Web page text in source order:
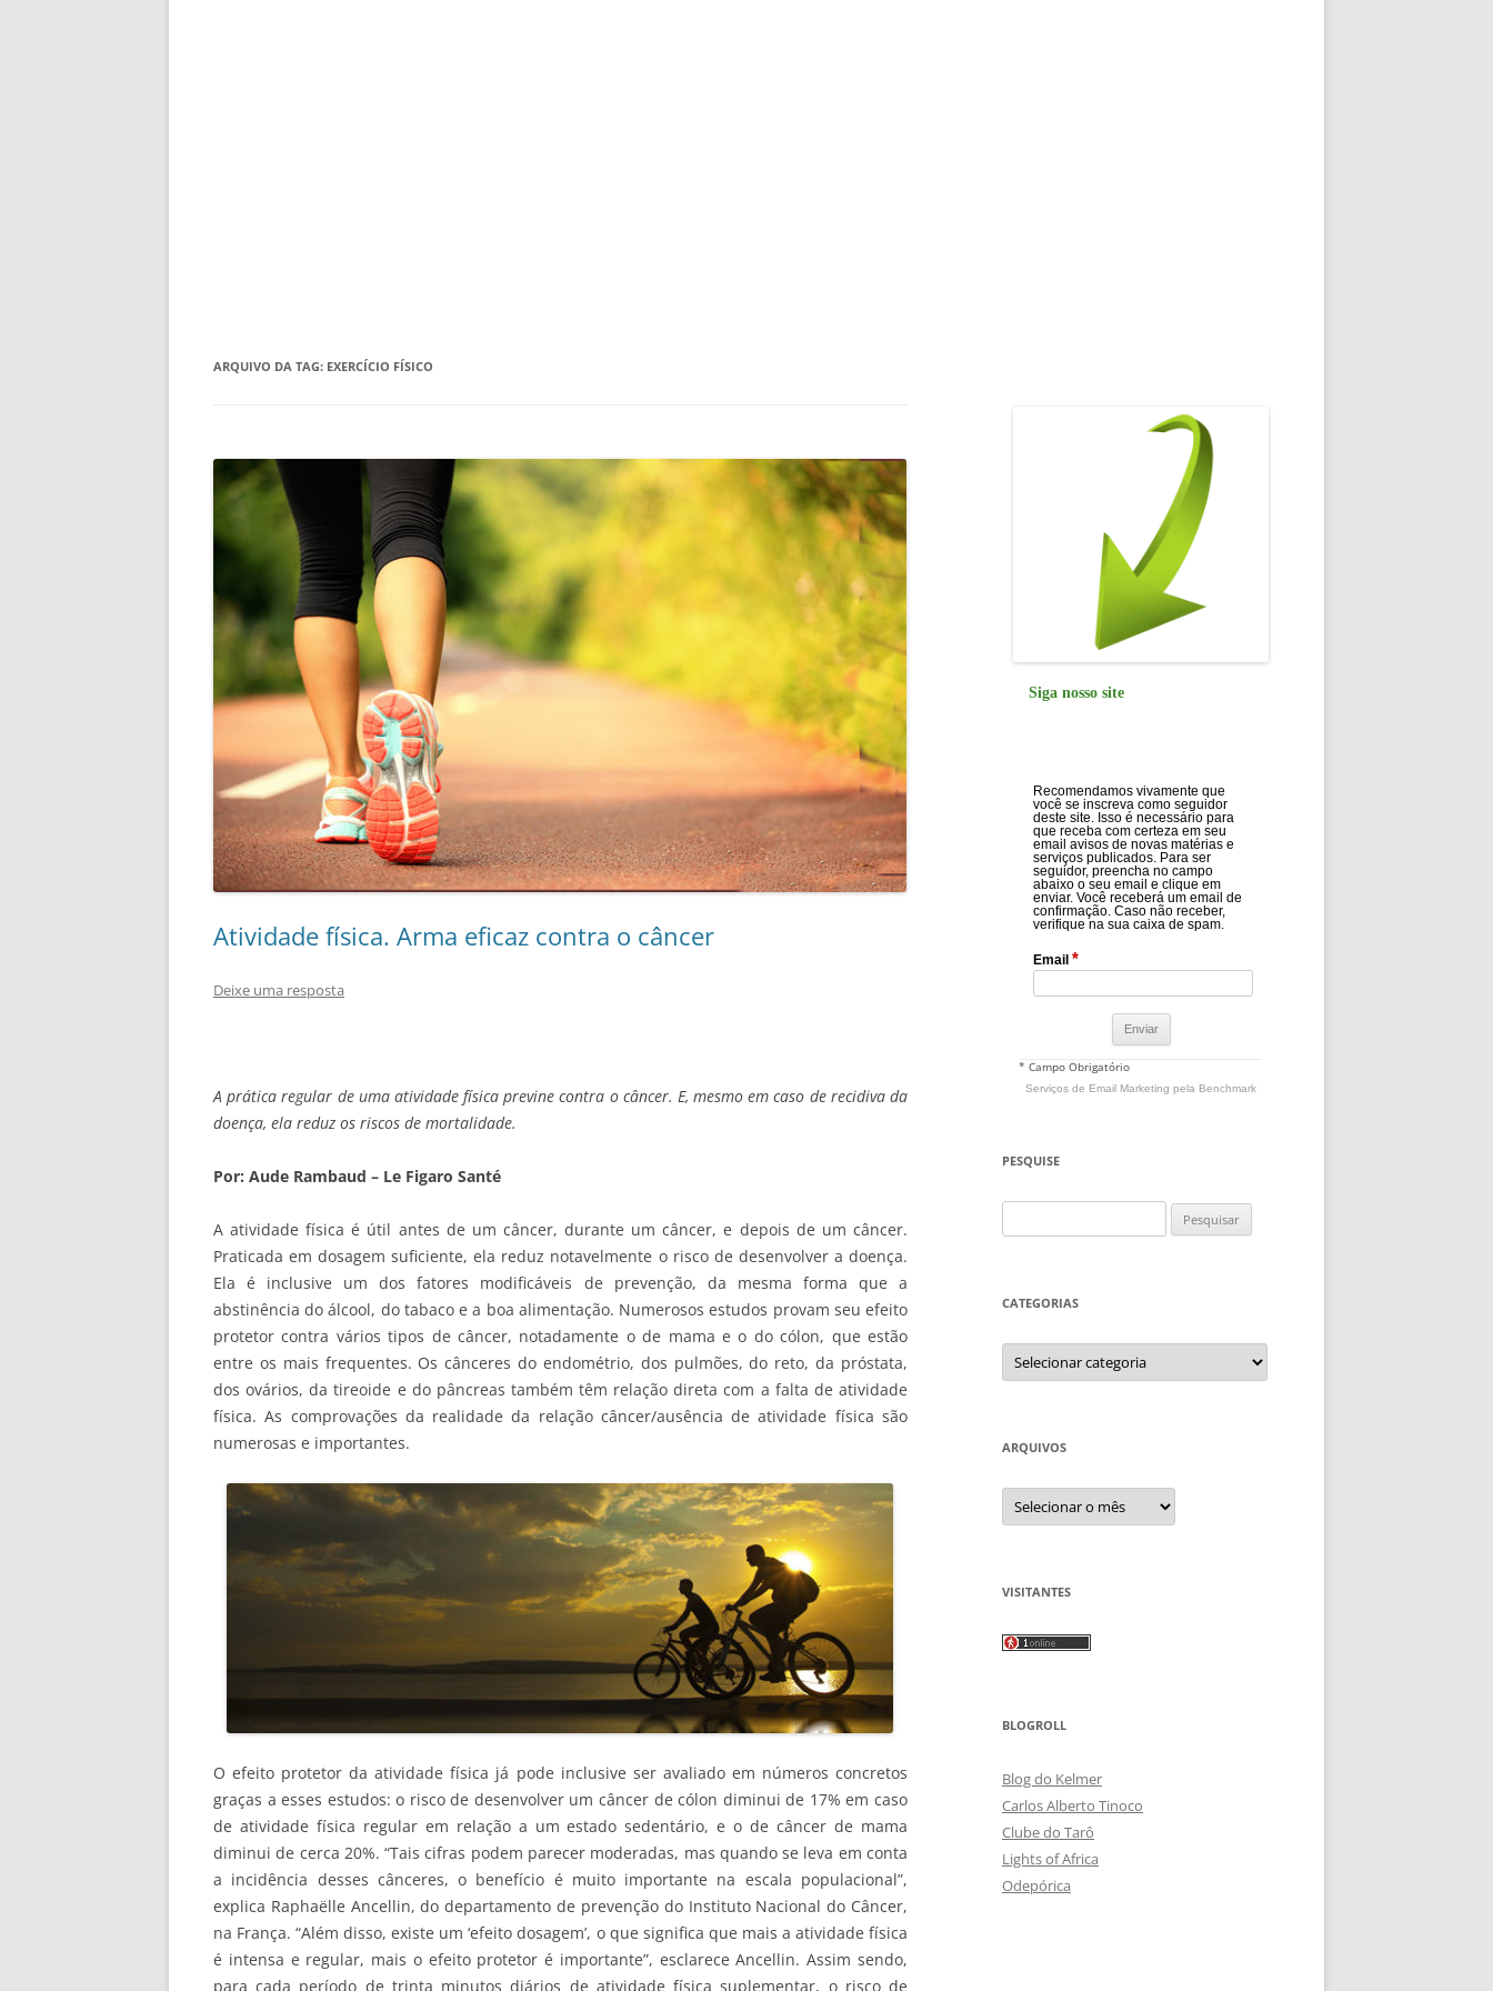
ARQUIVO DA TAG: EXERCÍCIO FÍSICO
Atividade física. Arma eficaz contra o câncer
Deixe uma resposta
A prática regular de uma atividade física previne contra o câncer. E, mesmo em caso de recidiva da
doença, ela reduz os riscos de mortalidade.
Por: Aude Rambaud – Le Figaro Santé
A atividade física é útil antes de um câncer, durante um câncer, e depois de um câncer.
Praticada em dosagem suficiente, ela reduz notavelmente o risco de desenvolver a doença.
Ela é inclusive um dos fatores modificáveis de prevenção, da mesma forma que a
abstinência do álcool, do tabaco e a boa alimentação. Numerosos estudos provam seu efeito
protetor contra vários tipos de câncer, notadamente o de mama e o do cólon, que estão
entre os mais frequentes. Os cânceres do endométrio, dos pulmões, do reto, da próstata,
dos ovários, da tireoide e do pâncreas também têm relação direta com a falta de atividade
física. As comprovações da realidade da relação câncer/ausência de atividade física são
numerosas e importantes.
O efeito protetor da atividade física já pode inclusive ser avaliado em números concretos
graças a esses estudos: o risco de desenvolver um câncer de cólon diminui de 17% em caso
de atividade física regular em relação a um estado sedentário, e o de câncer de mama
diminui de cerca 20%. “Tais cifras podem parecer moderadas, mas quando se leva em conta
a incidência desses cânceres, o benefício é muito importante na escala populacional”,
explica Raphaëlle Ancellin, do departamento de prevenção do Instituto Nacional do Câncer,
na França. “Além disso, existe um ‘efeito dosagem’, o que significa que mais a atividade física
é intensa e regular, mais o efeito protetor é importante”, esclarece Ancellin. Assim sendo,
para cada período de trinta minutos diários de atividade física suplementar, o risco de
Siga nosso site
Recomendamos vivamente que
você se inscreva como seguidor
deste site. Isso é necessário para
que receba com certeza em seu
email avisos de novas matérias e
serviços publicados. Para ser
seguidor, preencha no campo
abaixo o seu email e clique em
enviar. Você receberá um email de
confirmação. Caso não receber,
verifique na sua caixa de spam.
Email *
* Campo Obrigatório
Serviços de Email Marketing pela Benchmark
PESQUISE
por:
CATEGORIAS
Categorias
ARQUIVOS
Arquivos
VISITANTES
BLOGROLL
Blog do Kelmer
Carlos Alberto Tinoco
Clube do Tarô
Lights of Africa
Odepórica